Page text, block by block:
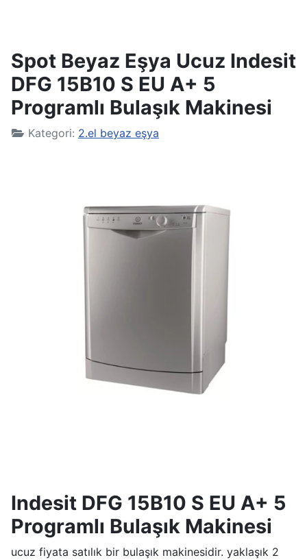
Spot Beyaz Eşya Ucuz Indesit
DFG 15B10 S EU A+ 5
Programlı Bulaşık Makinesi
Kategori: 2.el beyaz eşya
Indesit DFG 15B10 S EU A+ 5
Programlı Bulaşık Makinesi
ucuz fiyata satılık bir bulaşık makinesidir. yaklaşık 2